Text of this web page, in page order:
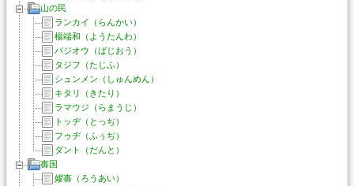
山の民
ランカイ（らんかい）
楊端和（ようたんわ）
バジオウ（ばじおう）
タジフ（たじふ）
シュンメン（しゅんめん）
キタリ（きたり）
ラマウジ（らまうじ）
トッヂ（とっぢ）
フゥヂ（ふぅぢ）
ダント（だんと）
毐国
嫪毐（ろうあい）